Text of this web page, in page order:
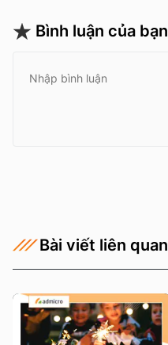
Bình luận của bạn
Bài viết liên quan